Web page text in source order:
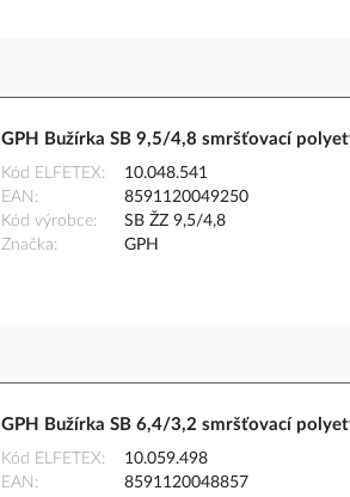
GPH Bužírka SB 9,5/4,8 smršťovací
Kód ELFETEX
10.048.541
EAN
8591120049250
Kód výrobce
SB ŽZ 9,5/4,8
Značka
GPH
GPH Bužírka SB 6,4/3,2 smršťovací
Kód ELFETEX
10.059.498
EAN
8591120048857